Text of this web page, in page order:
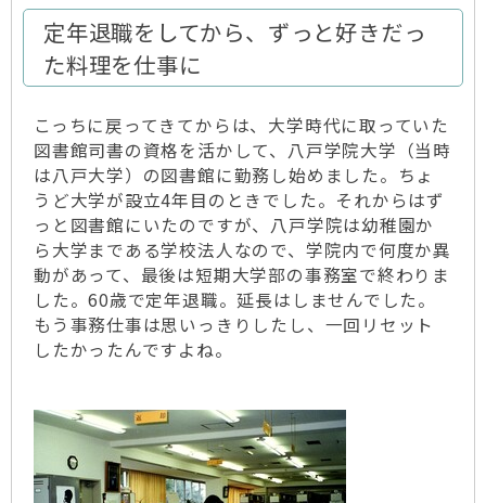
定年退職をしてから、ずっと好きだっ
た料理を仕事に
こっちに戻ってきてからは、大学時代に取っていた
図書館司書の資格を活かして、八戸学院大学（当時
は八戸大学）の図書館に勤務し始めました。ちょ
うど大学が設立4年目のときでした。それからはず
っと図書館にいたのですが、八戸学院は幼稚園か
ら大学まである学校法人なので、学院内で何度か異
動があって、最後は短期大学部の事務室で終わりま
した。60歳で定年退職。延長はしませんでした。
もう事務仕事は思いっきりしたし、一回リセット
したかったんですよね。